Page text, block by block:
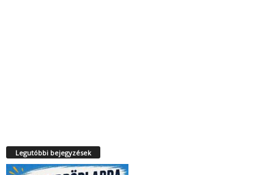
Legutóbbi bejegyzések